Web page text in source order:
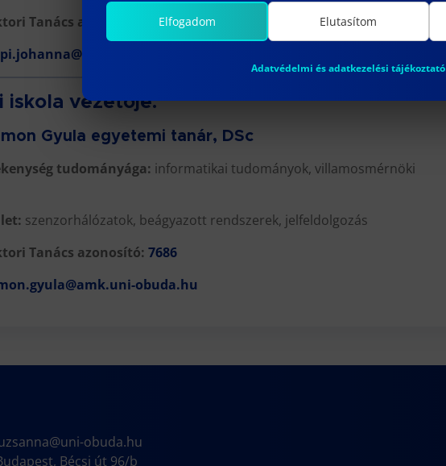
Tanács azonosító:
28185
obuda.hu
iskola vezetője:
Gyula egyetemi tanár, DSc
tudományága: informatikai tudományok, villamosmérnöki
szenzorhálózatok, beágyazott rendszerek, jelfeldolgozás
Tanács azonosító: 7686
obuda.hu
obuda.hu
Bécsi út 96/b
Elfogadom Elutasítom
Adatvédelmi és adatkezelési tájékoztató